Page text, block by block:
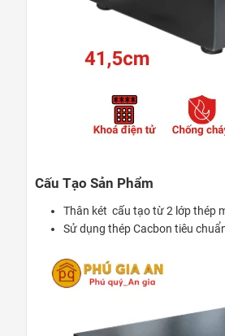
Cấu Tạo Sản Phẩm
Thân két cấu tạo từ 2 lớp thép
Sử dụng thép Cacbon tiêu